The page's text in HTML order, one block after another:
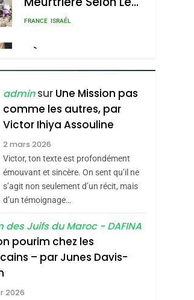
Rapport D’ADL
FRANCE ISRAÉL
FIÈRE, DIGNE ET
RÉSILIENTE :
POURQUOI JE
REVENDIQUE MA
JUDAÏTE Par Thérèse
Zrihen-Dvir
ISRAÉL JUDAISME
CE QUI NOUS
MANQUE – Jacques
Hadida
JUDAISME
Maroc : Les Amandes
De Tafraout, Le Miel
De Tadla Azilal
Consacrés Produits
Du Terroir
DAFINA MAROC
Oeil Ravageur –
adminsur Une Mission pas
comme les autres, par
Victor Ihiya Assouline
2 mars 2026
Victor, ton texte est profondément
émouvant et sincère. On sent qu’il ne
s’agit non seulement d’un récit, mais
d’un témoignage…
des Juifs du Maroc - DAFINA
pourim chez les
– par Junes Davis-
2026